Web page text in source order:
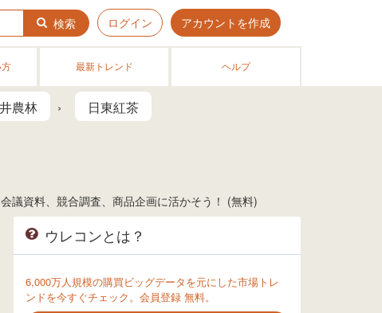
検索 ログイン アカウントを作成
最新トレンド ヘルプ
農林 日東紅茶
議資料、競合調査、商品企画に活かそう！ (無料)
ウレコンとは？
6,000万人規模の購買ビッグデータを元にした市場トレ
ンドを今すぐチェック。会員登録 無料。